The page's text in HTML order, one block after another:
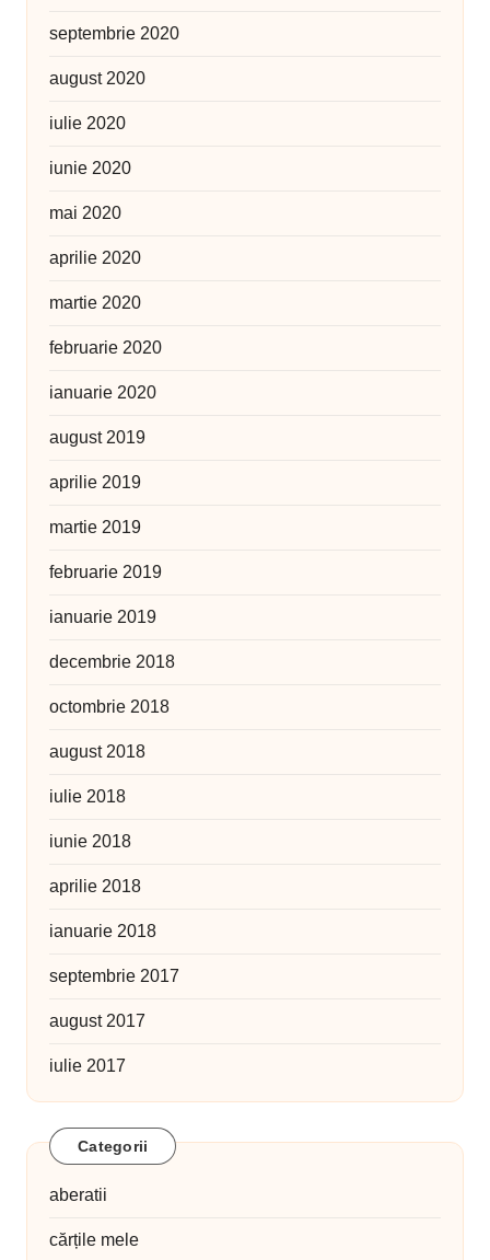
septembrie 2020
august 2020
iulie 2020
iunie 2020
mai 2020
aprilie 2020
martie 2020
februarie 2020
ianuarie 2020
august 2019
aprilie 2019
martie 2019
februarie 2019
ianuarie 2019
decembrie 2018
octombrie 2018
august 2018
iulie 2018
iunie 2018
aprilie 2018
ianuarie 2018
septembrie 2017
august 2017
iulie 2017
Categorii
aberatii
cărțile mele